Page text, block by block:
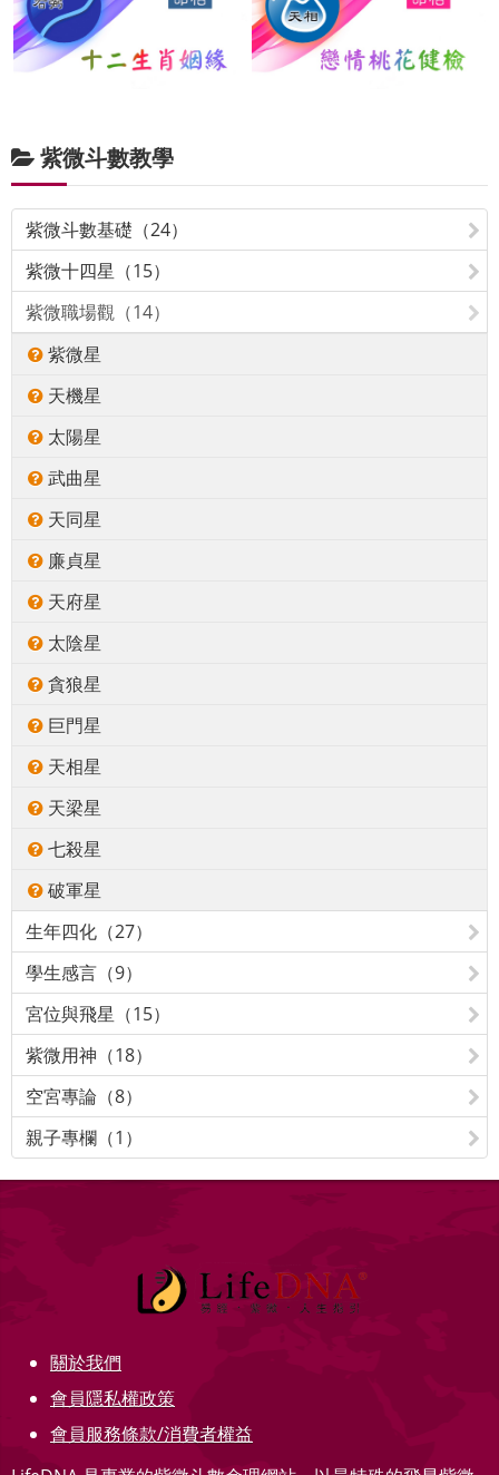
紫微斗數教學
紫微斗數基礎（24）
紫微十四星（15）
紫微職場觀（14）
紫微星
天機星
太陽星
武曲星
天同星
廉貞星
天府星
太陰星
貪狼星
巨門星
天相星
天梁星
七殺星
破軍星
生年四化（27）
學生感言（9）
宮位與飛星（15）
紫微用神（18）
空宮專論（8）
親子專欄（1）
關於我們
會員隱私權政策
會員服務條款/消費者權益